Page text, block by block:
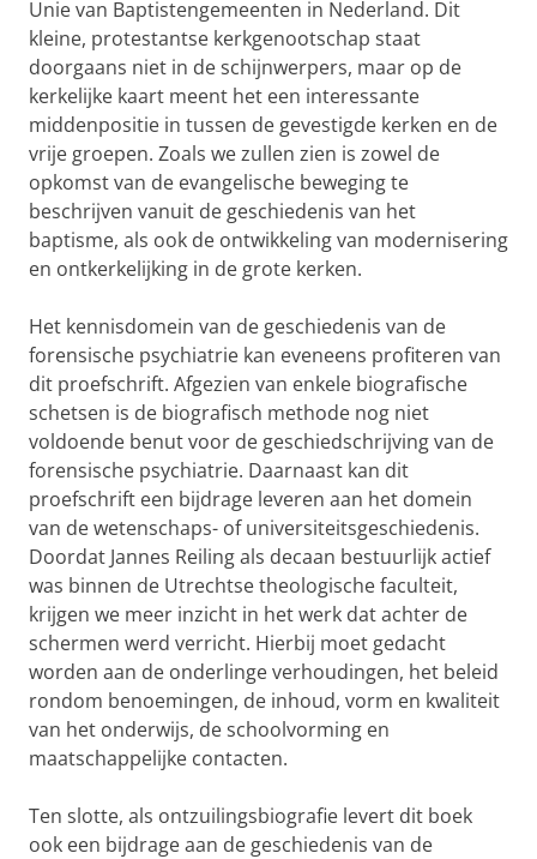
Unie van Baptistengemeenten in Nederland. Dit
kleine, protestantse kerkgenootschap staat
doorgaans niet in de schijnwerpers, maar op de
kerkelijke kaart meent het een interessante
middenpositie in tussen de gevestigde kerken en de
vrije groepen. Zoals we zullen zien is zowel de
opkomst van de evangelische beweging te
beschrijven vanuit de geschiedenis van het
baptisme, als ook de ontwikkeling van modernisering
en ontkerkelijking in de grote kerken.
Het kennisdomein van de geschiedenis van de
forensische psychiatrie kan eveneens profiteren van
dit proefschrift. Afgezien van enkele biografische
schetsen is de biografisch methode nog niet
voldoende benut voor de geschiedschrijving van de
forensische psychiatrie. Daarnaast kan dit
proefschrift een bijdrage leveren aan het domein
van de wetenschaps- of universiteitsgeschiedenis.
Doordat Jannes Reiling als decaan bestuurlijk actief
was binnen de Utrechtse theologische faculteit,
krijgen we meer inzicht in het werk dat achter de
schermen werd verricht. Hierbij moet gedacht
worden aan de onderlinge verhoudingen, het beleid
rondom benoemingen, de inhoud, vorm en kwaliteit
van het onderwijs, de schoolvorming en
maatschappelijke contacten.
Ten slotte, als ontzuilingsbiografie levert dit boek
ook een bijdrage aan de geschiedenis van de